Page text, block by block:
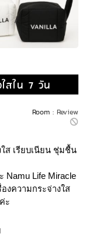
สใน 7 วัน
Room : Review
ส เรียบเนียน ชุ่มชื้น
Namu Life Miracle
งความกระจ่างใส
ะ